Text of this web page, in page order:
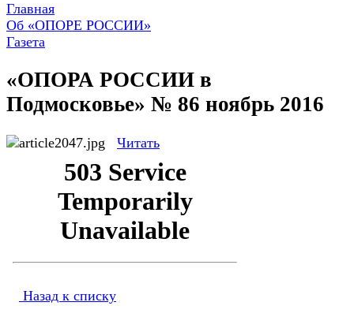
Главная
Об «ОПОРЕ РОССИИ»
Газета
«ОПОРА РОССИИ в
Подмосковье» № 86 ноябрь 2016
Читать
Назад к списку